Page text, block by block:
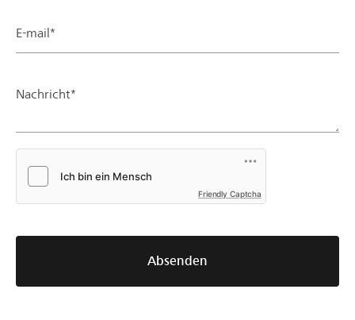
E-mail*
Nachricht*
Friendly Captcha
Absenden